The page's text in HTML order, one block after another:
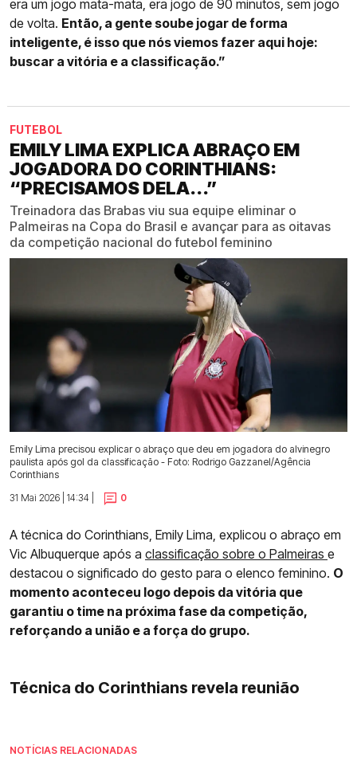
era um jogo mata-mata, era jogo de 90 minutos, sem jogo
de volta. Então, a gente soube jogar de forma
inteligente, é isso que nós viemos fazer aqui hoje:
buscar a vitória e a classificação.”
FUTEBOL
EMILY LIMA EXPLICA ABRAÇO EM
JOGADORA DO CORINTHIANS:
“PRECISAMOS DELA...”
Treinadora das Brabas viu sua equipe eliminar o
Palmeiras na Copa do Brasil e avançar para as oitavas
da competição nacional do futebol feminino
Emily Lima precisou explicar o abraço que deu em jogadora do alvinegro
paulista após gol da classificação - Foto: Rodrigo Gazzanel/Agência
Corinthians
31 Mai 2026 | 14:34 |
0
A técnica do Corinthians, Emily Lima, explicou o abraço em
Vic Albuquerque após a classificação sobre o Palmeiras e
destacou o significado do gesto para o elenco feminino. O
momento aconteceu logo depois da vitória que
garantiu o time na próxima fase da competição,
reforçando a união e a força do grupo.
Técnica do Corinthians revela reunião
NOTÍCIAS RELACIONADAS